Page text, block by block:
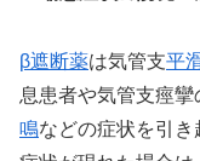
β遮断薬は気管支平
息患者や気管支痙攣
鳴などの症状を引